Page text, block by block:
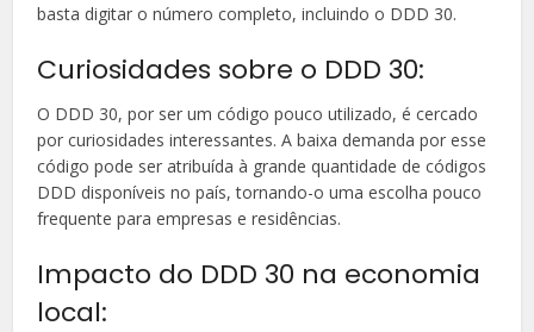
basta digitar o número completo, incluindo o DDD 30.
Curiosidades sobre o DDD 30:
O DDD 30, por ser um código pouco utilizado, é cercado
por curiosidades interessantes. A baixa demanda por esse
código pode ser atribuída à grande quantidade de códigos
DDD disponíveis no país, tornando-o uma escolha pouco
frequente para empresas e residências.
Impacto do DDD 30 na economia
local: